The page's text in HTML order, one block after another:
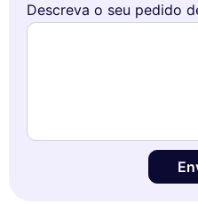
Descreva o seu pedido